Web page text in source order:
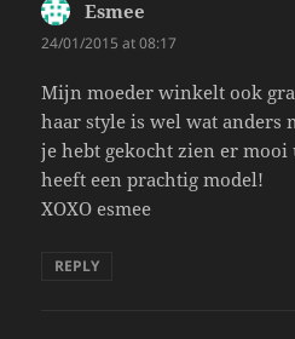
Esmee
24/01/2015 at 08:17
Mijn moeder winkelt ook
haar style is wel wat anders
je hebt gekocht zien er
heeft een prachtig model!
XOXO esmee
REPLY